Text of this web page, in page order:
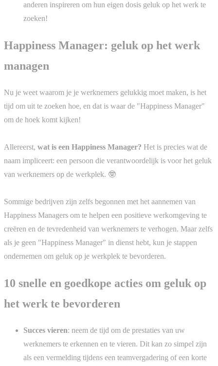
anderen inspireren om hun eigen dosis geluk op het werk te
zoeken!
Happiness Manager: geluk op het werk
managen
Nu je weet waarom je je werknemers gelukkig moet maken, is het
tijd om uit te zoeken hoe, en dat is waar de "Happiness Manager"
om de hoek komt kijken!
Allereerst, wat is een Happiness Manager? Het is precies wat de
naam impliceert: een persoon die verantwoordelijk is voor het geluk
van werknemers op de werkplek. 🤓
Sommige bedrijven zijn zelfs begonnen met het aannemen van
Happiness Managers om te helpen een positieve werkomgeving te
creëren en de tevredenheid van werknemers te verhogen. Maar zelfs
als je geen "Happiness Manager" in dienst hebt, kun je stappen
ondernemen om geluk op je werkplek te bevorderen.
10 snelle en goedkope acties om geluk op
het werk te bevorderen
Succes vieren: neem de tijd om de prestaties van uw
werknemers te erkennen en te vieren. Dit kan zo simpel zijn
als een vermelding tijdens een teamvergadering of een korte